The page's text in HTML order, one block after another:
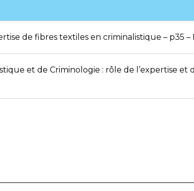
de fibres textiles en criminalistique – p35 –
et de Criminologie : rôle de l’expertise et